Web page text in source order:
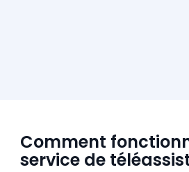
Comment
service de